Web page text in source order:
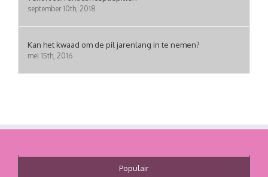
september 10th, 2018
Kan het kwaad om de pil jarenlang in te nemen?
mei 15th, 2016
Populair